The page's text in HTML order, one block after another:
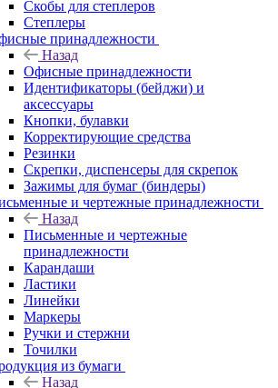
Скобы для степлеров
Степлеры
принадлежности
Назад
Офисные принадлежности
Идентификаторы (бейджи) и
аксессуары
Кнопки, булавки
Корректирующие средства
Резинки
Скрепки, диспенсеры для скрепок
Зажимы для бумаг (биндеры)
и чертежные принадлежности
Назад
Письменные и чертежные
принадлежности
Карандаши
Ластики
Линейки
Маркеры
Ручки и стержни
Точилки
из бумаги
Назад